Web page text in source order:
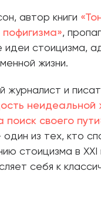
автор книги
пофигизма»,
идеи стоицизма,
жизни.
журналист и
неидеальной
поиск своего
из тех, кто
стоицизма в XXI
себя к